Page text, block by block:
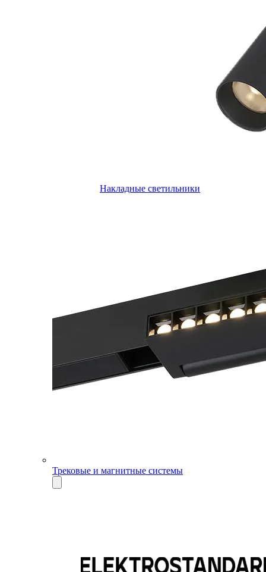
Накладные светильники
Трековые и магнитные системы